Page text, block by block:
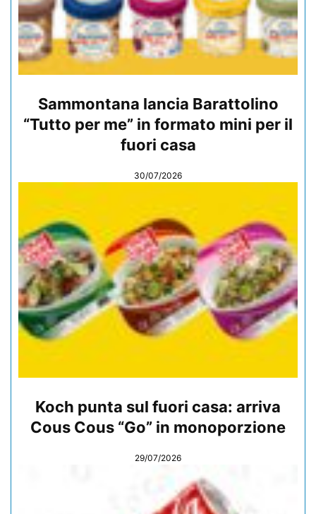
Sammontana lancia Barattolino
“Tutto per me” in formato mini per il
fuori casa
30/07/2026
Koch punta sul fuori casa: arriva
Cous Cous “Go” in monoporzione
29/07/2026